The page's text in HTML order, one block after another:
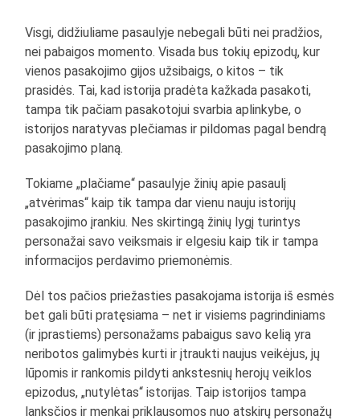
Visgi, didžiuliame pasaulyje nebegali būti nei pradžios,
nei pabaigos momento. Visada bus tokių epizodų, kur
vienos pasakojimo gijos užsibaigs, o kitos – tik
prasidės. Tai, kad istorija pradėta kažkada pasakoti,
tampa tik pačiam pasakotojui svarbia aplinkybe, o
istorijos naratyvas plečiamas ir pildomas pagal bendrą
pasakojimo planą.
Tokiame „plačiame“ pasaulyje žinių apie pasaulį
„atvėrimas“ kaip tik tampa dar vienu nauju istorijų
pasakojimo įrankiu. Nes skirtingą žinių lygį turintys
personažai savo veiksmais ir elgesiu kaip tik ir tampa
informacijos perdavimo priemonėmis.
Dėl tos pačios priežasties pasakojama istorija iš esmės
bet gali būti pratęsiama – net ir visiems pagrindiniams
(ir įprastiems) personažams pabaigus savo kelią yra
neribotos galimybės kurti ir įtraukti naujus veikėjus, jų
lūpomis ir rankomis pildyti ankstesnių herojų veiklos
epizodus, „nutylėtas“ istorijas. Taip istorijos tampa
lanksčios ir menkai priklausomos nuo atskirų personažų